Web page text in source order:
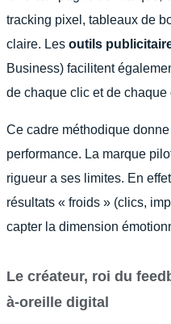
tracking pixel, tableaux de
claire. Les outils
Business) facilitent
de chaque clic et de chaque
Ce cadre méthodique donne
performance. La marque
rigueur a ses limites. En
résultats « froids » (clics,
capter la dimension
Le créateur, roi du
à-oreille digital